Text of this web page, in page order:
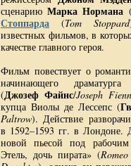
сценариюМарка Нормана
Стоппарда (Tom Stoppard
известных фильмов, в
качестве главного героя.
Фильм повествует о
начинающего
(Джозеф Файнс/Joseph
купца Виолы де Лессепс (
Paltrow). Действие
в 1592–1593 гг. в Лондоне.
новой пьесой под
Этель, дочь пирата» (